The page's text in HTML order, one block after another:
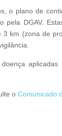
o plano de
pela DGAV.
3 km (zona de
o Comunicado